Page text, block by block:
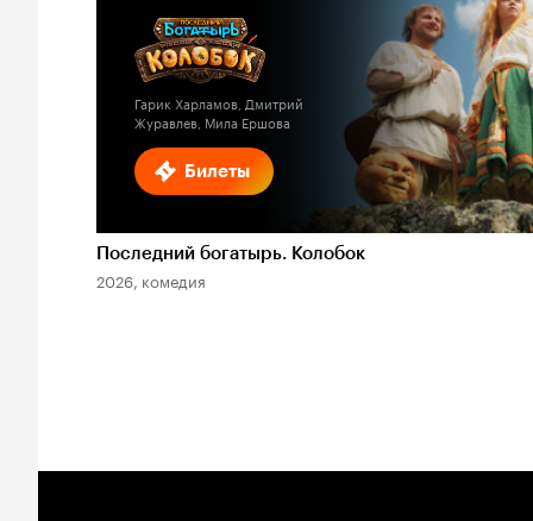
Билеты
Гарик Харламов, Дмитрий
Журавлев, Мила Ершова
Последний богатырь. Колобок
2026, комедия